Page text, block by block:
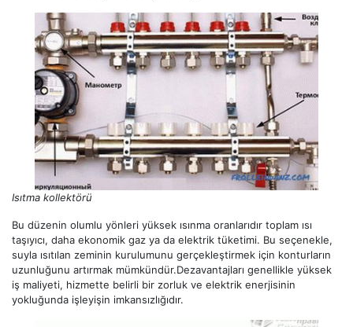
Isıtma kollektörü
Bu düzenin olumlu yönleri yüksek ısınma oranlarıdır toplam ısı
taşıyıcı, daha ekonomik gaz ya da elektrik tüketimi. Bu seçenekle,
suyla ısıtılan zeminin kurulumunu gerçekleştirmek için konturların
uzunluğunu artırmak mümkündür.Dezavantajları genellikle yüksek
iş maliyeti, hizmette belirli bir zorluk ve elektrik enerjisinin
yokluğunda işleyişin imkansızlığıdır.